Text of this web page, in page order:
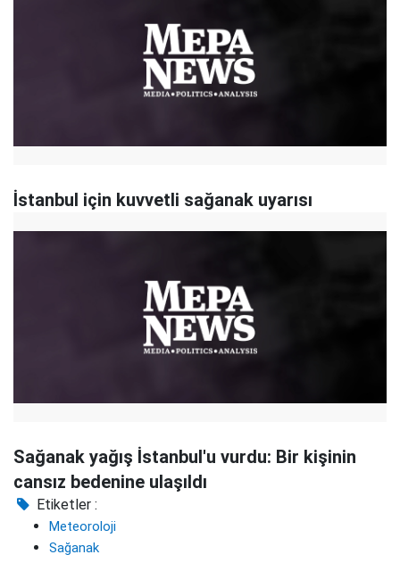
İstanbul için kuvvetli sağanak uyarısı
Sağanak yağış İstanbul'u vurdu: Bir kişinin
cansız bedenine ulaşıldı
Etiketler :
Meteoroloji
Sağanak